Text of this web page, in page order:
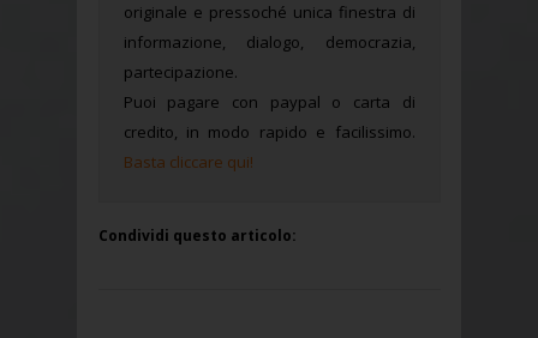
originale e pressoché unica finestra di
informazione, dialogo, democrazia,
partecipazione.
Puoi pagare con paypal o carta di
credito, in modo rapido e facilissimo.
Basta cliccare qui!
Condividi questo articolo: